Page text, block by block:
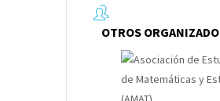
OTROS